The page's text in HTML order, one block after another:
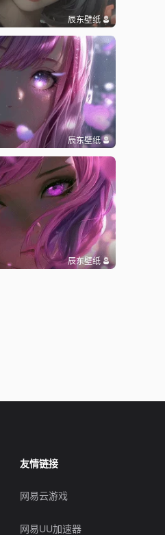
辰东壁纸
辰东壁纸
辰东壁纸
友情链接
网易云游戏
网易UU加速器